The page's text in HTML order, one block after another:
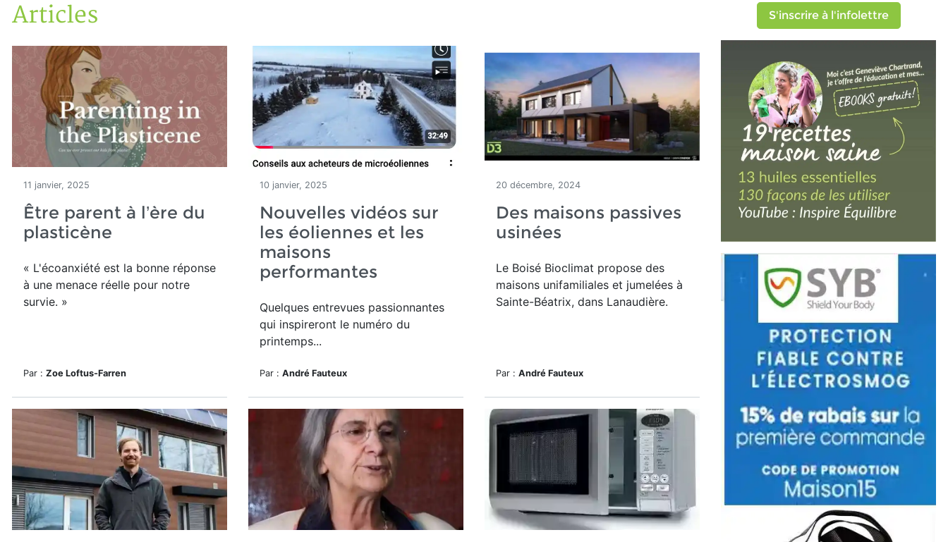
Accueil
Articles
Articles
11 janvier, 2025
Être parent à l’ère du
plasticène
« L'écoanxiété est la bonne réponse
à une menace réelle pour notre
survie. »
Par : Zoe Loftus-Farren
10 janvier, 2025
Nouvelles vidéos sur
les éoliennes et les
maisons
performantes
Quelques entrevues passionnantes
qui inspireront le numéro du
printemps...
Par : André Fauteux
20 décembre, 2024
Des maisons passives
usinées
Le Boisé Bioclimat propose des
maisons unifamiliales et jumelées à
Sainte-Béatrix, dans Lanaudière.
Par : André Fauteux
S'inscrire à l'infolettre